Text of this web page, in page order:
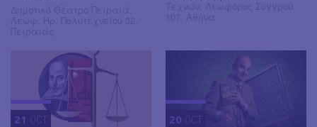
21 OCT 20 OCT